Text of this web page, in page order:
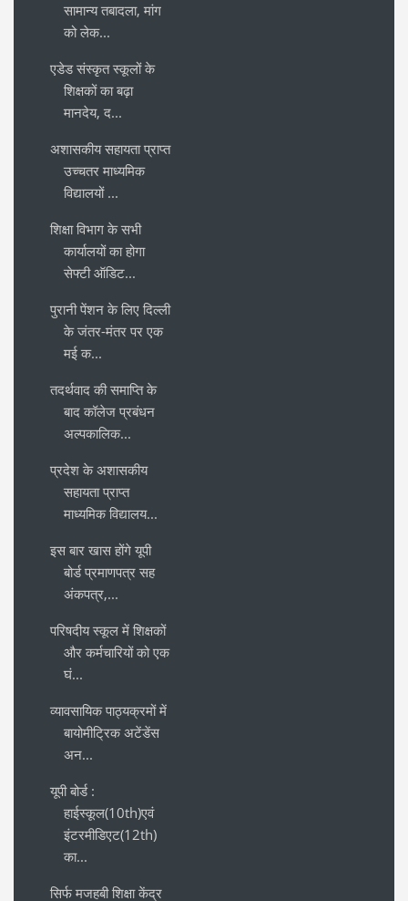
सामान्य तबादला, मांग
को लेक...
एडेड संस्कृत स्कूलों के
शिक्षकों का बढ़ा
मानदेय, द...
अशासकीय सहायता प्राप्त
उच्चतर माध्यमिक
विद्यालयों ...
शिक्षा विभाग के सभी
कार्यालयों का होगा
सेफ्टी ऑडिट...
पुरानी पेंशन के लिए दिल्ली
के जंतर-मंतर पर एक
मई क...
तदर्थवाद की समाप्ति के
बाद कॉलेज प्रबंधन
अल्पकालिक...
प्रदेश के अशासकीय
सहायता प्राप्त
माध्यमिक विद्यालय...
इस बार खास होंगे यूपी
बोर्ड प्रमाणपत्र सह
अंकपत्र,...
परिषदीय स्कूल में शिक्षकों
और कर्मचारियों को एक
घं...
व्यावसायिक पाठ्यक्रमों में
बायोमीट्रिक अटेंडेंस
अन...
यूपी बोर्ड :
हाईस्कूल(10th)एवं
इंटरमीडिएट(12th)
का...
सिर्फ मजहबी शिक्षा केंद्र